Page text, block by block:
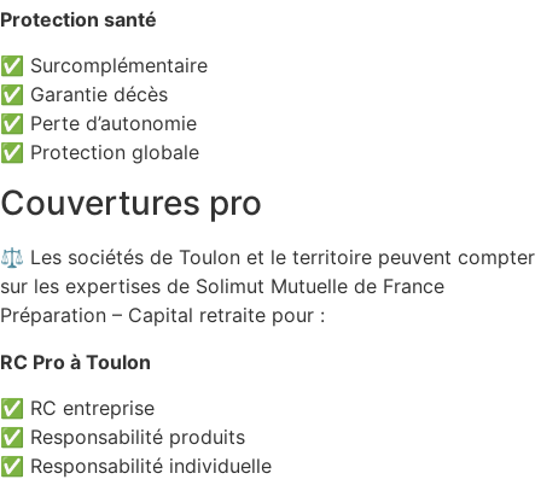
Protection santé
✅ Surcomplémentaire
✅ Garantie décès
✅ Perte d’autonomie
✅ Protection globale
Couvertures pro
⚖️ Les sociétés de Toulon et le territoire peuvent compter
sur les expertises de Solimut Mutuelle de France
Préparation – Capital retraite pour :
RC Pro à Toulon
✅ RC entreprise
✅ Responsabilité produits
✅ Responsabilité individuelle